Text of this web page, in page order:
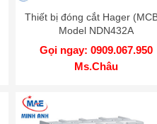
Thiết bị đóng cắt Hager
Model NDN432A
Gọi ngay: 0909.067.950
Ms.Châu